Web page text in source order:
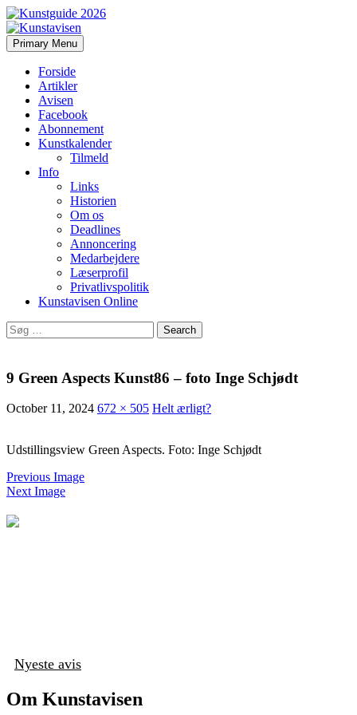
Kunstavisen
Search
Primary Menu Skip
to
Forside
Artikler
Avisen
Facebook
Abonnement
Kunstkalender
Tilmeld
Info
Links
Historien
Om os
Deadlines
Annoncering
Medarbejdere
Læserprofil
Privatlivspolitik
Kunstavisen Online
Search
for:
9 Green Aspects Kunst86 – foto Inge Schjødt
October 11, 2024 672 × 505 Helt ærligt?
Udstillingsview Green Aspects. Foto: Inge Schjødt
Previous Image
Next Image
Nyeste avis
Om Kunstavisen